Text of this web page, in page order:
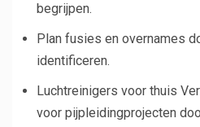
begrijpen.
Plan fusies en overnames
identificeren.
Luchtreinigers voor thuis
voor pijpleidingprojecten